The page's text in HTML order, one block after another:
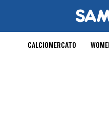
CALCIOMERCATO